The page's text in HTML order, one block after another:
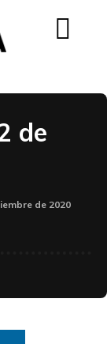
de
de 2020